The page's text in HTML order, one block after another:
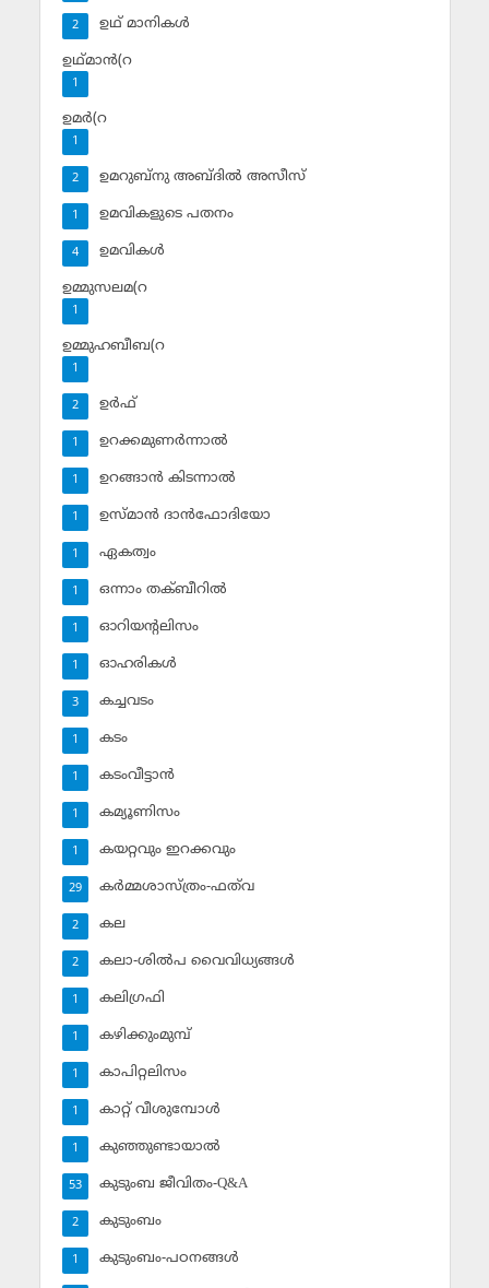
ഉഥ് മാനികള്‍
2
ഉഥ്മാന്‍(റ
1
ഉമര്‍(റ
1
ഉമറുബ്‌നു അബ്ദില്‍ അസീസ്‌
2
ഉമവികളുടെ പതനം
1
ഉമവികള്‍
4
ഉമ്മുസലമ(റ
1
ഉമ്മുഹബീബ(റ
1
ഉര്‍ഫ്
2
ഉറക്കമുണര്‍ന്നാല്‍
1
ഉറങ്ങാന്‍ കിടന്നാല്‍
1
ഉസ്മാന്‍ ദാന്‍ഫോദിയോ
1
ഏകത്വം
1
ഒന്നാം തക്ബീറില്‍
1
ഓറിയന്റലിസം
1
ഓഹരികള്‍
1
കച്ചവടം
3
കടം
1
കടംവീട്ടാന്‍
1
കമ്യൂണിസം
1
കയറ്റവും ഇറക്കവും
1
കര്‍മ്മശാസ്ത്രം-ഫത്‌വ
29
കല
2
കലാ-ശില്‍പ വൈവിധ്യങ്ങള്‍
2
കലിഗ്രഫി
1
കഴിക്കുംമുമ്പ്
1
കാപിറ്റലിസം
1
കാറ്റ് വീശുമ്പോള്‍
1
കുഞ്ഞുണ്ടായാല്‍
1
കുടുംബ ജീവിതം-Q&A
53
കുടുംബം
2
കുടുംബം-പഠനങ്ങള്‍
1